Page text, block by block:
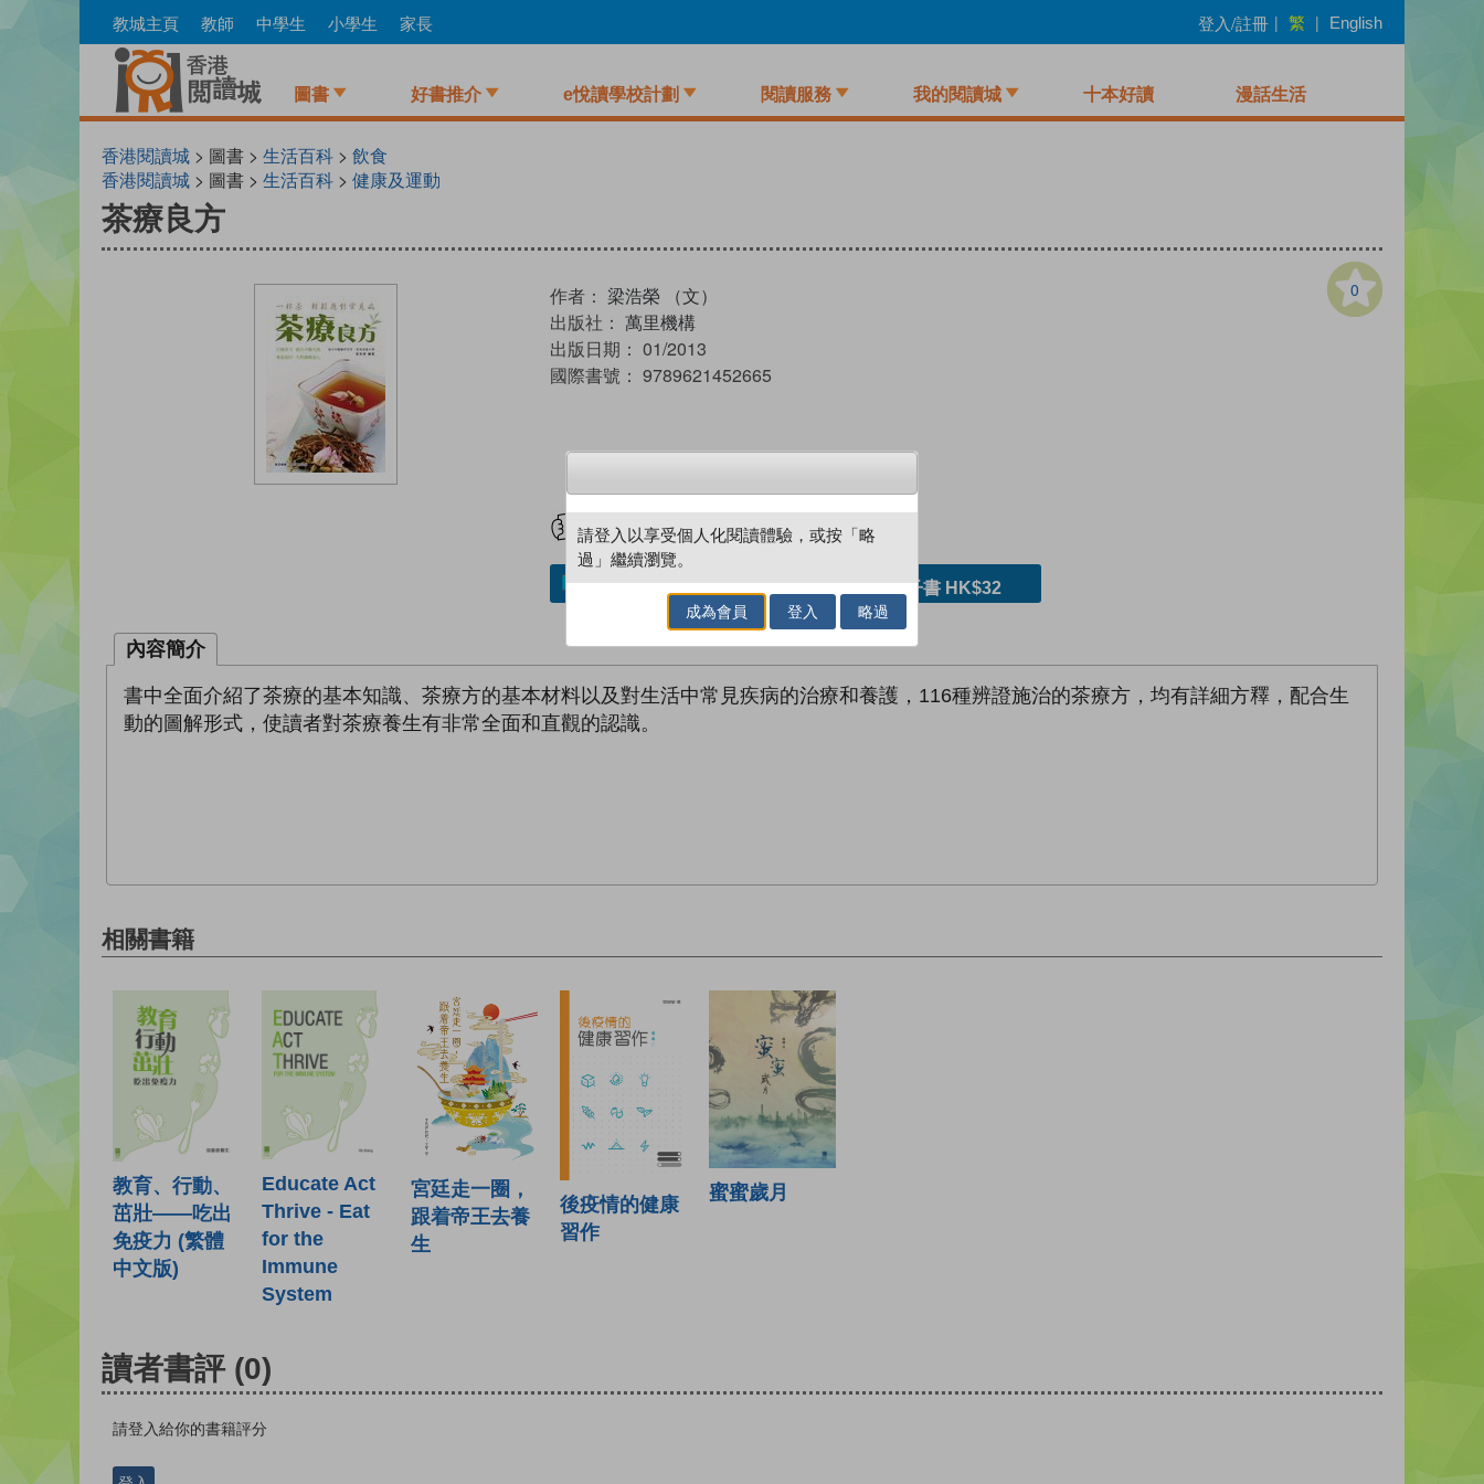
to
教城主頁 教師 中學生 小學生 家長 登入/註冊 | 繁 | English
圖書 好書推介 e悅讀學校計劃 閱讀服務 我的閱讀城 十本好讀 漫話生活
香港閱讀城 > 圖書 > 生活百科 > 飲食
香港閱讀城 > 圖書 > 生活百科 > 健康及運動
茶療良方
0
作者： 梁浩榮 （文）
出版社： 萬里機構
出版日期： 01/2013
國際書號： 9789621452665
試閲 加入閱讀紀錄
加入／閱讀電子書 購買電子書 HK$32
內容簡介
書中全面介紹了茶療的基本知識、茶療方的基本材料以及對生活中常見疾病的治療和養護，116種辨證施治的茶療方，均有詳細方釋，配合生
動的圖解形式，使讀者對茶療養生有非常全面和直觀的認識。
相關書籍
教育、行動、
茁壯——吃出
免疫力 (繁體
中文版)
Educate Act
Thrive - Eat
for the
Immune
System
宮廷走一圈，
跟着帝王去養
生
後疫情的健康
習作
蜜蜜歲月
讀者書評 (0)
請登入給你的書籍評分
請登入以享受個人化閱讀體驗，或按「略
過」繼續瀏覽。
成為會員 登入 略過